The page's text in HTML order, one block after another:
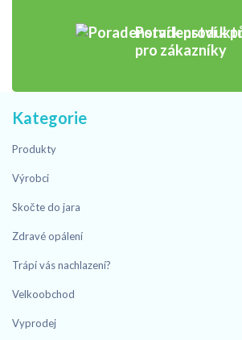
Poradenství k
pro zákazníky
Kategorie
Produkty
Výrobci
Skočte do jara
Zdravé opálení
Trápí vás nachlazení?
Velkoobchod
Vyprodej